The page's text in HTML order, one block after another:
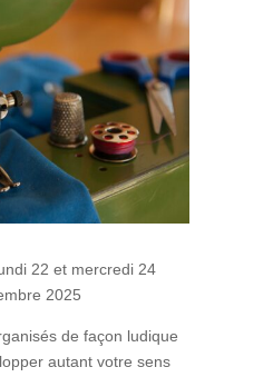
22 et mercredi 24
2025
de façon ludique
autant votre sens